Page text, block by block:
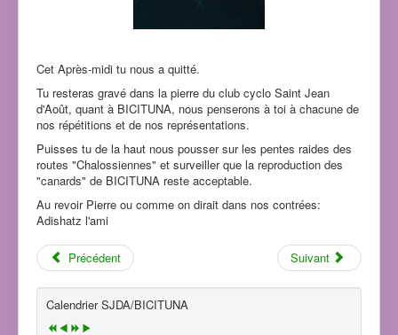
Cet Après-midi tu nous a quitté.
Tu resteras gravé dans la pierre du club cyclo Saint Jean
d'Août, quant à BICITUNA, nous penserons à toi à chacune de
nos répétitions et de nos représentations.
Puisses tu de la haut nous pousser sur les pentes raides des
routes "Chalossiennes" et surveiller que la reproduction des
"canards" de BICITUNA reste acceptable.
Au revoir Pierre ou comme on dirait dans nos contrées:
Adishatz l'ami
Précédent Suivant
Calendrier SJDA/BICITUNA